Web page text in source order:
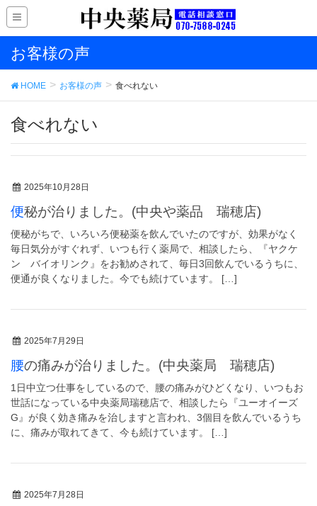
お客様の声
HOME お客様の声 食べれない
食べれない
2025年10月28日
便秘が治りました。(中央や薬品 瑞穂店)
便秘がちで、いろいろ便秘薬を飲んでいたのですが、効果がなく
毎日気分がすぐれず、いつも行く薬局で、相談したら、『ヤクケ
ン バイオリンク』をお勧めされて、毎日3回飲んでいるうちに、
便通が良くなりました。今でも続けています。 […]
2025年7月29日
腰の痛みが治りました。(中央薬局 瑞穂店)
1日中立つ仕事をしているので、腰の痛みがひどくなり、いつもお
世話になっている中央薬局瑞穂店で、相談したら『ユーオイーズ
G』が良く効き痛みを治しますと言われ、3個目を飲んでいるうち
に、痛みが取れてきて、今も続けています。 […]
2025年7月28日